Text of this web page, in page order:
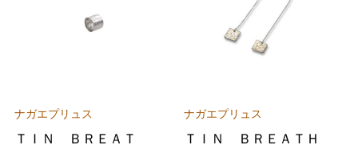
ナガエプリュス
ＴＩＮ ＢＲＥＡＴ
ナガエプリュス
ＴＩＮ ＢＲＥＡＴＨ